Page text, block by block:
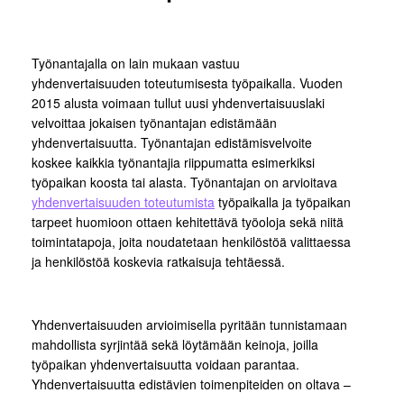
Työnantajalla on lain mukaan vastuu
yhdenvertaisuuden toteutumisesta työpaikalla. Vuoden
2015 alusta voimaan tullut uusi yhdenvertaisuuslaki
velvoittaa jokaisen työnantajan edistämään
yhdenvertaisuutta. Työnantajan edistämisvelvoite
koskee kaikkia työnantajia riippumatta esimerkiksi
työpaikan koosta tai alasta. Työnantajan on arvioitava
yhdenvertaisuuden toteutumista työpaikalla ja työpaikan
tarpeet huomioon ottaen kehitettävä työoloja sekä niitä
toimintatapoja, joita noudatetaan henkilöstöä valittaessa
ja henkilöstöä koskevia ratkaisuja tehtäessä.
Yhdenvertaisuuden arvioimisella pyritään tunnistamaan
mahdollista syrjintää sekä löytämään keinoja, joilla
työpaikan yhdenvertaisuutta voidaan parantaa.
Yhdenvertaisuutta edistävien toimenpiteiden on oltava –